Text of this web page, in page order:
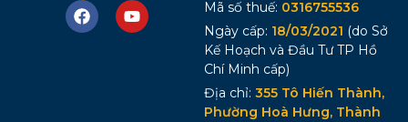
Mã số thuế: 0316755536
Ngày cấp: 18/03/2021 (do Sở
Kế Hoạch và Đầu Tư TP Hồ
Chí Minh cấp)
Địa chỉ: 355 Tô Hiến Thành,
Phường Hoà Hưng, Thành